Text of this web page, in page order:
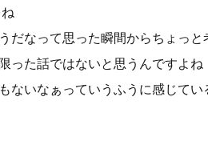
だなって思った瞬間からちょっと
った話ではないと思うんですよね
ないなぁっていうふうに感じてい